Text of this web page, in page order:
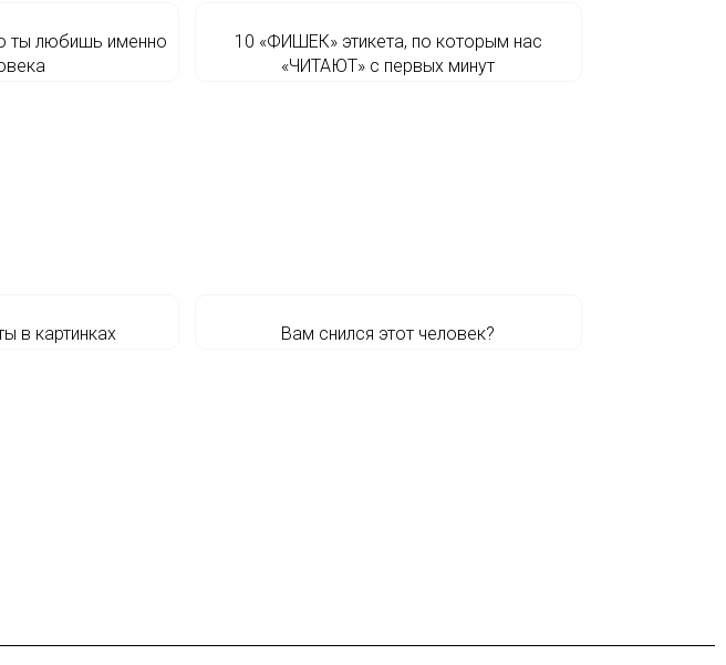
ты любишь именно
10 «ФИШЕК» этикета, по которым нас
«ЧИТАЮТ» с первых минут
в картинках Вам снился этот человек?